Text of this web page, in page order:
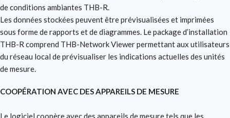
de conditions ambiantes THB-R.
Les données stockées peuvent être prévisualisées et imprimées
sous forme de rapports et de diagrammes. Le package d’installation
THB-R comprend THB-Network Viewer permettant aux utilisateurs
du réseau local de prévisualiser les indications actuelles des unités
de mesure.
COOPÉRATION AVEC DES APPAREILS DE MESURE
Le logiciel coopère avec des appareils de mesure tels que les